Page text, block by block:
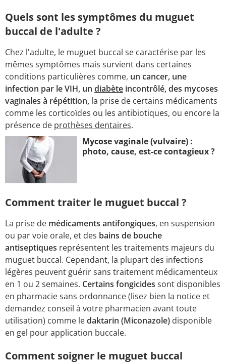
Quels sont les symptômes du muguet
buccal de l'adulte ?
Chez l'adulte, le muguet buccal se caractérise par les
mêmes symptômes mais survient dans certaines
conditions particulières comme, un cancer, une
infection par le VIH, un diabète incontrôlé, des mycoses
vaginales à répétition, la prise de certains médicaments
comme les corticoïdes ou les antibiotiques, ou encore la
présence de prothèses dentaires.
Mycose vaginale (vulvaire) :
photo, cause, est-ce contagieux ?
Comment traiter le muguet buccal ?
La prise de médicaments antifongiques, en suspension
ou par voie orale, et des bains de bouche
antiseptiques représentent les traitements majeurs du
muguet buccal. Cependant, la plupart des infections
légères peuvent guérir sans traitement médicamenteux
en 1 ou 2 semaines. Certains fongicides sont disponibles
en pharmacie sans ordonnance (lisez bien la notice et
demandez conseil à votre pharmacien avant toute
utilisation) comme ledaktarin (Miconazole) disponible
en gel pour application buccale.
Comment soigner le muguet buccal